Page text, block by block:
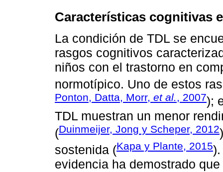
Características cognitivas
La condición de TDL se
rasgos cognitivos
niños con el trastorno en
normotípico. Uno de estos
Ponton, Datta, Morr, et al., 2007);
TDL muestran un menor
(Duinmeijer, Jong y Scheper, 2012
sostenida (Kapa y Plante, 2015
evidencia ha demostrado